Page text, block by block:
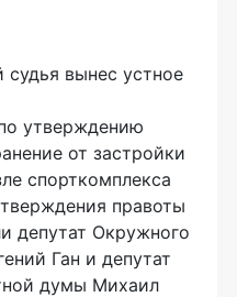
вынес устное
утверждению
от застройки
спорткомплекса
правоты
депутат Окружного
Ган и депутат
думы Михаил